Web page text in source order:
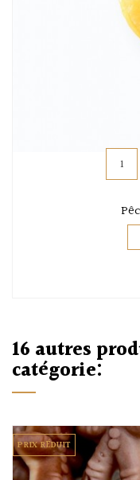
16 autres
catégorie:
PRIX RÉDUIT